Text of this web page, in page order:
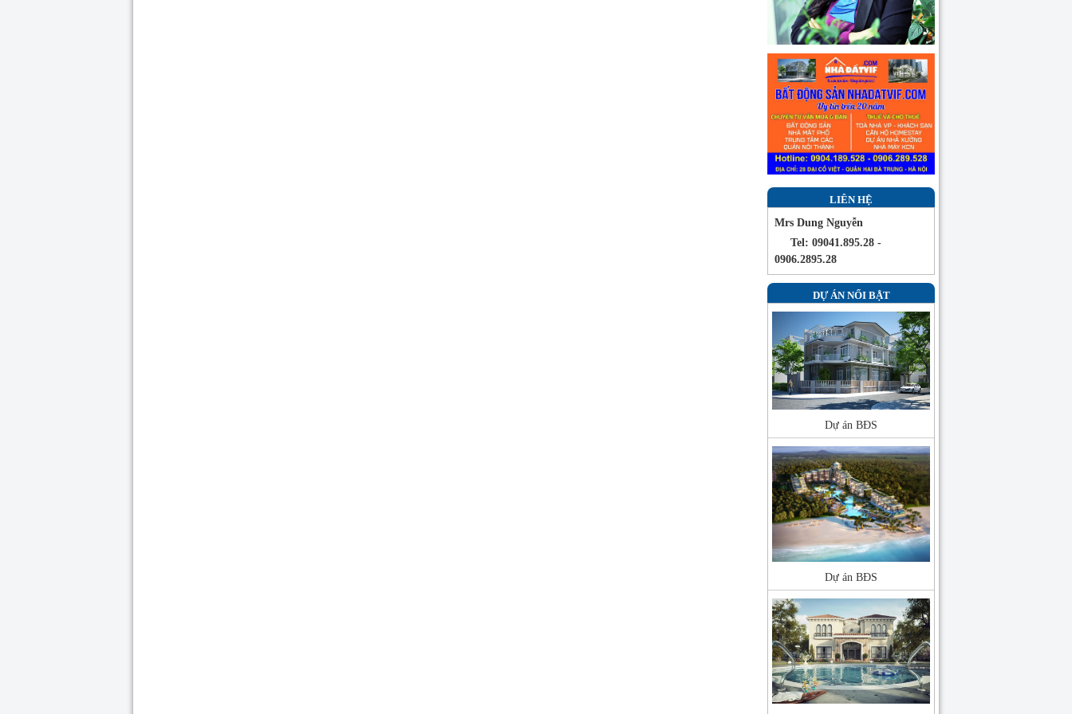
LIÊN HỆ
Mrs Dung Nguyễn
Tel: 09041.895.28 -
0906.2895.28
DỰ ÁN NỔI BẬT
Dự án BĐS
Dự án BĐS